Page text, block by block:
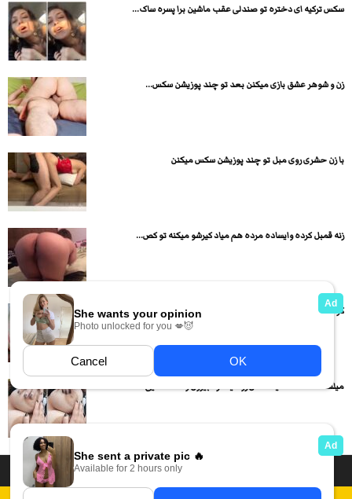
سکس ترکیه ای دختره تو صندلی عقب ماشین برا پسره ساک...
زن و شوهر عشق بازی میکنن بعد تو چند پوزیشن سکس...
با زن حشری روی مبل تو چند پوزیشن سکس میکنن
زنه قمبل کرده وایساده مرده هم میاد کیرشو میکنه تو کص...
کردن از کون زوج ایرانی جدید اما کوتاه
میلف ممه گنده سینه هاش رو میندازه بیرون و ممه نمایی...